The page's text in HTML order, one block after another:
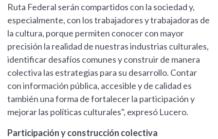
Ruta Federal serán compartidos con la sociedad y,
especialmente, con los trabajadores y trabajadoras de
la cultura, porque permiten conocer con mayor
precisión la realidad de nuestras industrias culturales,
identificar desafíos comunes y construir de manera
colectiva las estrategias para su desarrollo. Contar
con información pública, accesible y de calidad es
también una forma de fortalecer la participación y
mejorar las políticas culturales", expresó Lucero.
Participación y construcción colectiva